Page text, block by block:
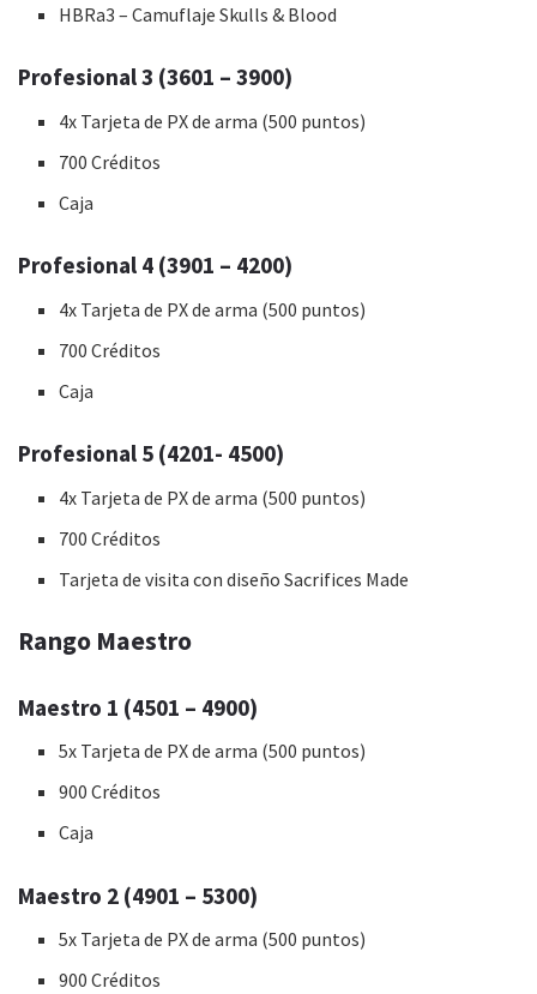
HBRa3 – Camuflaje Skulls & Blood
Profesional 3 (3601 – 3900)
4x Tarjeta de PX de arma (500 puntos)
700 Créditos
Caja
Profesional 4 (3901 – 4200)
4x Tarjeta de PX de arma (500 puntos)
700 Créditos
Caja
Profesional 5 (4201- 4500)
4x Tarjeta de PX de arma (500 puntos)
700 Créditos
Tarjeta de visita con diseño Sacrifices Made
Rango Maestro
Maestro 1 (4501 – 4900)
5x Tarjeta de PX de arma (500 puntos)
900 Créditos
Caja
Maestro 2 (4901 – 5300)
5x Tarjeta de PX de arma (500 puntos)
900 Créditos